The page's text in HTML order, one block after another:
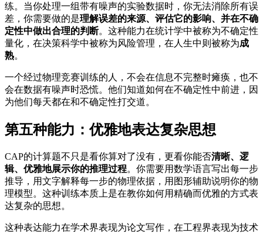
练。当你处理一组带有噪声的实验数据时，你无法消除所有误
差，你需要做的是理解误差的来源、评估它的影响、并在不确
定性中做出合理的判断。这种能力在统计学中被称为不确定性
量化，在决策科学中被称为风险管理，在人生中则被称为成
熟。
一个经过物理竞赛训练的人，不会在信息不完整时瘫痪，也不
会在数据有噪声时恐慌。他们知道如何在不确定性中前进，因
为他们每天都在和不确定性打交道。
第五种能力：优雅地表达复杂思想
CAP的计算题不只是看你算对了没有，更看你能否清晰、逻
辑、优雅地展示你的推理过程。你需要用数学语言写出每一步
推导，用文字解释每一步的物理依据，用图形辅助说明你的物
理模型。这种训练本质上是在教你如何用精确而优雅的方式表
达复杂的思想。
这种表达能力在学术界表现为论文写作，在工程界表现为技术